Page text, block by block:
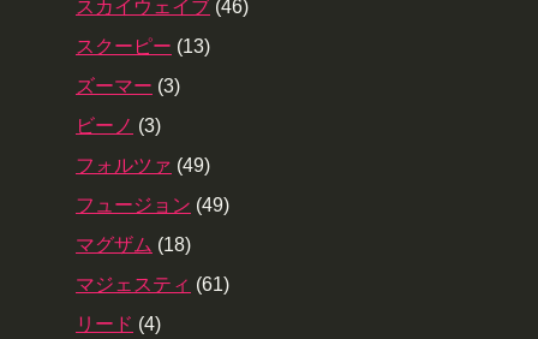
スカイウェイブ (46)
スクーピー (13)
ズーマー (3)
ビーノ (3)
フォルツァ (49)
フュージョン (49)
マグザム (18)
マジェスティ (61)
リード (4)